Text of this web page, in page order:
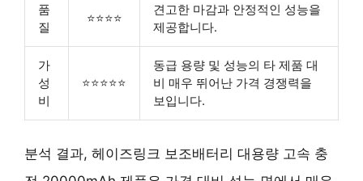
품
질
⭐⭐⭐⭐
견고한 마감과 안정적인 성능을
제공합니다.
가
성
비
⭐⭐⭐⭐⭐
동급 용량 및 성능의 타 제품 대
비 매우 뛰어난 가격 경쟁력을
보입니다.
분석 결과, 헤이즈링크 보조배터리 대용량 고속 충